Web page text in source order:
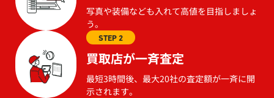
写真や装備なども入れて高値を目指しましょ
う。
STEP 2
買取店が一斉査定
最短3時間後、最大20社の査定額が一斉に開
示されます。